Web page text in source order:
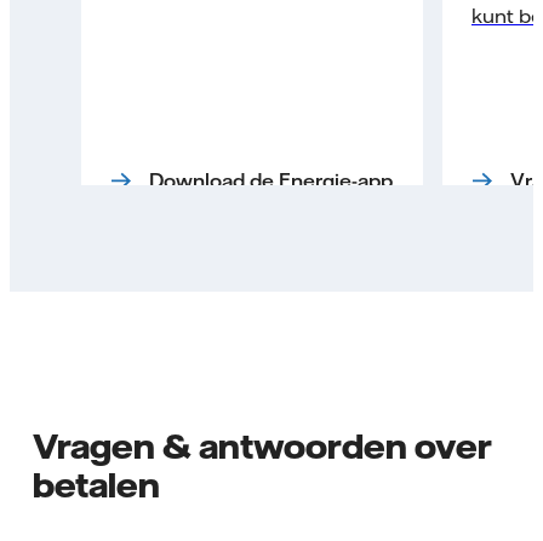
Download de Energie-app
kunt
Vragen & antwoorden over
betalen